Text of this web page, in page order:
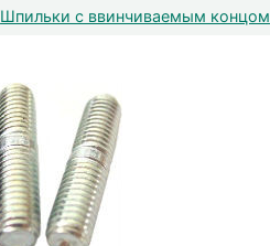
Шпильки с ввинчиваемым концом